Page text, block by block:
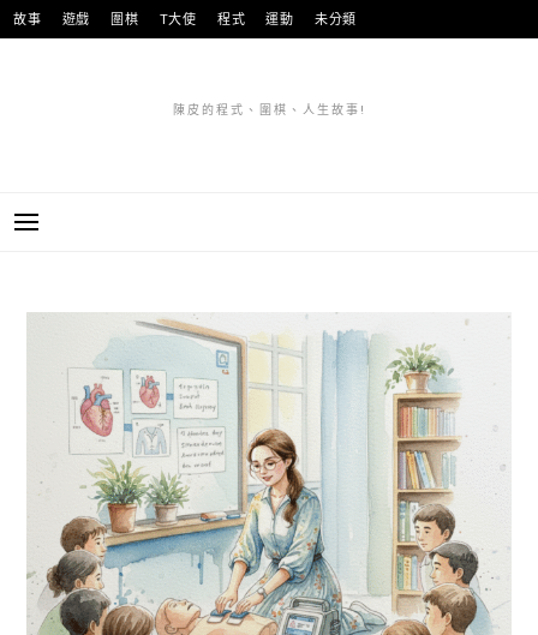
跳
至
故事 遊戲 圍棋 T大使 程式 運動 未分類
陳皮的程式、圍棋、人生故事!